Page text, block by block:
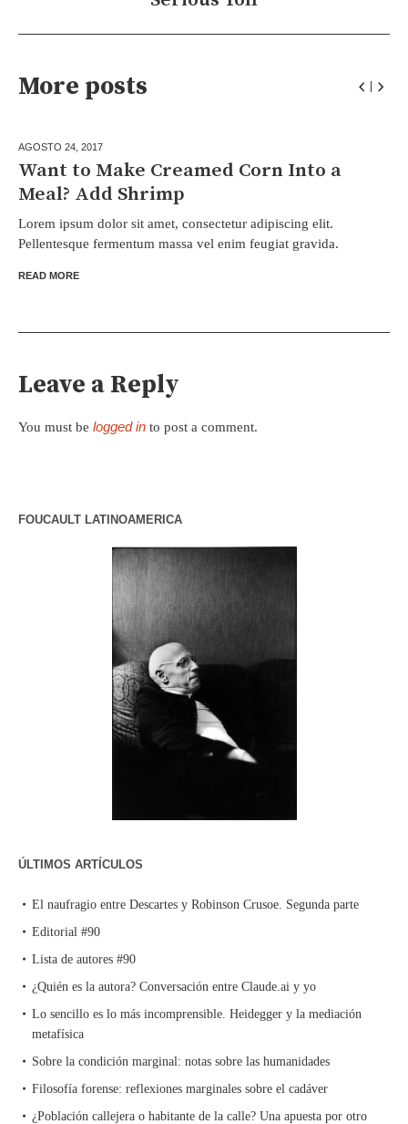
More posts
AGOSTO 24, 2017
Want to Make Creamed Corn Into a
Meal? Add Shrimp
Lorem ipsum dolor sit amet, consectetur adipiscing elit.
Pellentesque fermentum massa vel enim feugiat gravida.
READ MORE
Leave a Reply
You must be logged in to post a comment.
FOUCAULT LATINOAMERICA
ÚLTIMOS ARTÍCULOS
El naufragio entre Descartes y Robinson Crusoe. Segunda parte
Editorial #90
Lista de autores #90
¿Quién es la autora? Conversación entre Claude.ai y yo
Lo sencillo es lo más incomprensible. Heidegger y la mediación
metafísica
Sobre la condición marginal: notas sobre las humanidades
Filosofía forense: reflexiones marginales sobre el cadáver
¿Población callejera o habitante de la calle? Una apuesta por otro